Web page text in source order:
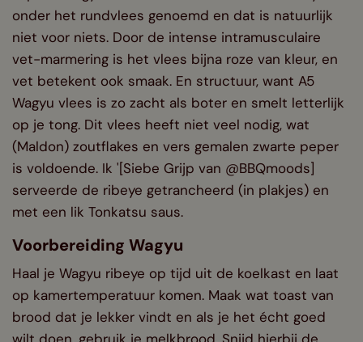
onder het rundvlees genoemd en dat is natuurlijk
niet voor niets. Door de intense intramusculaire
vet-marmering is het vlees bijna roze van kleur, en
vet betekent ook smaak. En structuur, want A5
Wagyu vlees is zo zacht als boter en smelt letterlijk
op je tong. Dit vlees heeft niet veel nodig, wat
(Maldon) zoutflakes en vers gemalen zwarte peper
is voldoende. Ik '[Siebe Grijp van @BBQmoods]
serveerde de ribeye getrancheerd (in plakjes) en
met een lik Tonkatsu saus.
Voorbereiding Wagyu
Haal je Wagyu ribeye op tijd uit de koelkast en laat
op kamertemperatuur komen. Maak wat toast van
brood dat je lekker vindt en als je het écht goed